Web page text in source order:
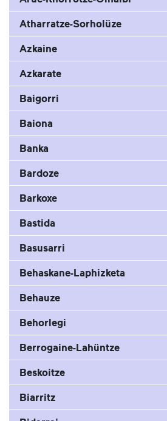
Atharratze-Sorholüze
Azkaine
Azkarate
Baigorri
Baiona
Banka
Bardoze
Barkoxe
Bastida
Basusarri
Behaskane-Laphizketa
Behauze
Behorlegi
Berrogaine-Lahüntze
Beskoitze
Biarritz